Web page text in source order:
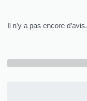
Il n’y a pas encore d’avis.